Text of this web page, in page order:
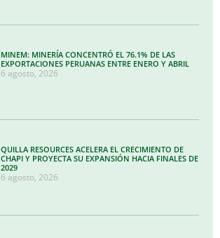
MINEM: MINERÍA CONCENTRÓ EL 76.1% DE LAS
EXPORTACIONES PERUANAS ENTRE ENERO Y ABRIL
6 agosto, 2026
QUILLA RESOURCES ACELERA EL CRECIMIENTO DE
CHAPI Y PROYECTA SU EXPANSIÓN HACIA FINALES DE
2029
6 agosto, 2026